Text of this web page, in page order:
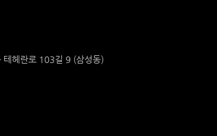
테헤란로 103길 9 (삼성동)